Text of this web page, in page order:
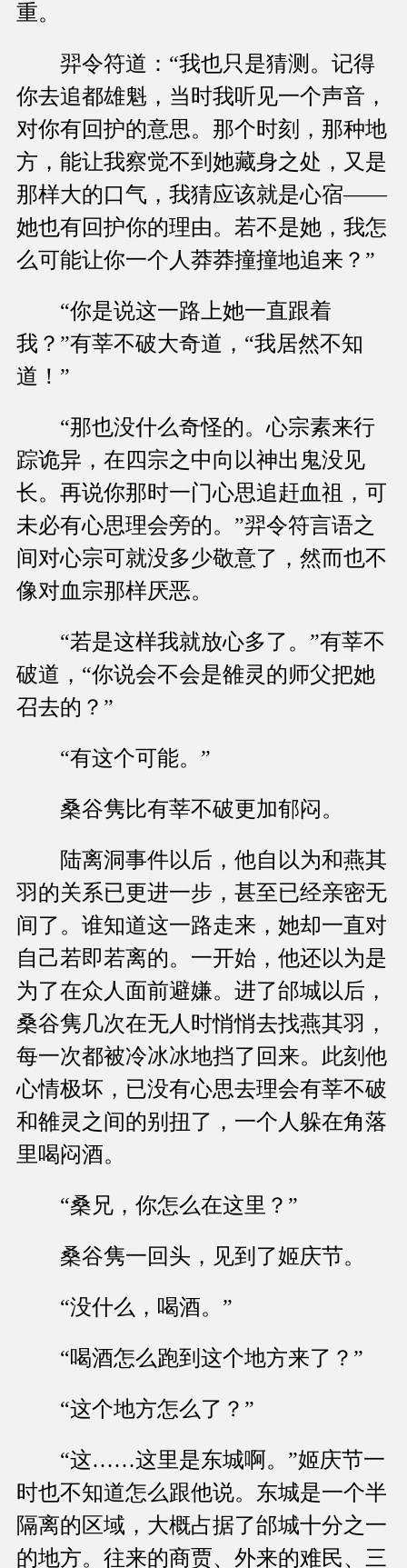
重。
羿令符道：“我也只是猜测。记得
你去追都雄魁，当时我听见一个声音，
对你有回护的意思。那个时刻，那种地
方，能让我察觉不到她藏身之处，又是
那样大的口气，我猜应该就是心宿——
她也有回护你的理由。若不是她，我怎
么可能让你一个人莽莽撞撞地追来？”
“你是说这一路上她一直跟着
我？”有莘不破大奇道，“我居然不知
道！”
“那也没什么奇怪的。心宗素来行
踪诡异，在四宗之中向以神出鬼没见
长。再说你那时一门心思追赶血祖，可
未必有心思理会旁的。”羿令符言语之
间对心宗可就没多少敬意了，然而也不
像对血宗那样厌恶。
“若是这样我就放心多了。”有莘不
破道，“你说会不会是雒灵的师父把她
召去的？”
“有这个可能。”
桑谷隽比有莘不破更加郁闷。
陆离洞事件以后，他自以为和燕其
羽的关系已更进一步，甚至已经亲密无
间了。谁知道这一路走来，她却一直对
自己若即若离的。一开始，他还以为是
为了在众人面前避嫌。进了邰城以后，
桑谷隽几次在无人时悄悄去找燕其羽，
每一次都被冷冰冰地挡了回来。此刻他
心情极坏，已没有心思去理会有莘不破
和雒灵之间的别扭了，一个人躲在角落
里喝闷酒。
“桑兄，你怎么在这里？”
桑谷隽一回头，见到了姬庆节。
“没什么，喝酒。”
“喝酒怎么跑到这个地方来了？”
“这个地方怎么了？”
“这……这里是东城啊。”姬庆节一
时也不知道怎么跟他说。东城是一个半
隔离的区域，大概占据了邰城十分之一
的地方。往来的商贾、外来的难民、三